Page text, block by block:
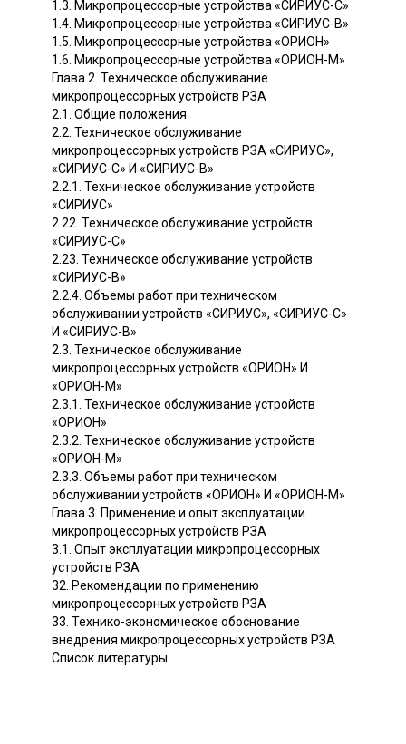
1.3. Микропроцессорные устройства «СИРИУС-С»
1.4. Микропроцессорные устройства «СИРИУС-В»
1.5. Микропроцессорные устройства «ОРИОН»
1.6. Микропроцессорные устройства «ОРИОН-М»
Глава 2. Техническое обслуживание
микропроцессорных устройств РЗА
2.1. Общие положения
2.2. Техническое обслуживание
микропроцессорных устройств РЗА «СИРИУС»,
«СИРИУС-С» И «СИРИУС-В»
2.2.1. Техническое обслуживание устройств
«СИРИУС»
2.22. Техническое обслуживание устройств
«СИРИУС-С»
2.23. Техническое обслуживание устройств
«СИРИУС-В»
2.2.4. Объемы работ при техническом
обслуживании устройств «СИРИУС», «СИРИУС-С»
И «СИРИУС-В»
2.3. Техническое обслуживание
микропроцессорных устройств «ОРИОН» И
«ОРИОН-М»
2.3.1. Техническое обслуживание устройств
«ОРИОН»
2.3.2. Техническое обслуживание устройств
«ОРИОН-М»
2.3.3. Объемы работ при техническом
обслуживании устройств «ОРИОН» И «ОРИОН-М»
Глава 3. Применение и опыт эксплуатации
микропроцессорных устройств РЗА
3.1. Опыт эксплуатации микропроцессорных
устройств РЗА
32. Рекомендации по применению
микропроцессорных устройств РЗА
33. Технико-экономическое обоснование
внедрения микропроцессорных устройств РЗА
Список литературы